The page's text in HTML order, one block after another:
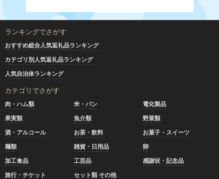
ランキングでさがす
おすすめ総合人気返礼品ランキング
カテゴリ別人気返礼品ランキング
人気自治体ランキング
カテゴリでさがす
肉・ハム類 米・パン
電化製品
果実類
魚介類
野菜類
酒・アルコール
お茶・飲料
お菓子・スイーツ
麺類
雑貨・日用品
卵
加工食品
工芸品
感謝状・記念品
旅行・チケット
セット類 その他